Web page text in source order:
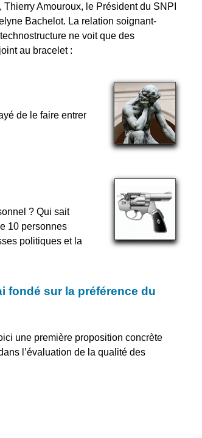
Amouroux, le Président du SNPI
Bachelot. La relation soignant-
ne voit que des
au bracelet :
de le faire entrer
? Qui sait
10 personnes
politiques et la
fondé sur la préférence du
une première proposition concrète
l’évaluation de la qualité des